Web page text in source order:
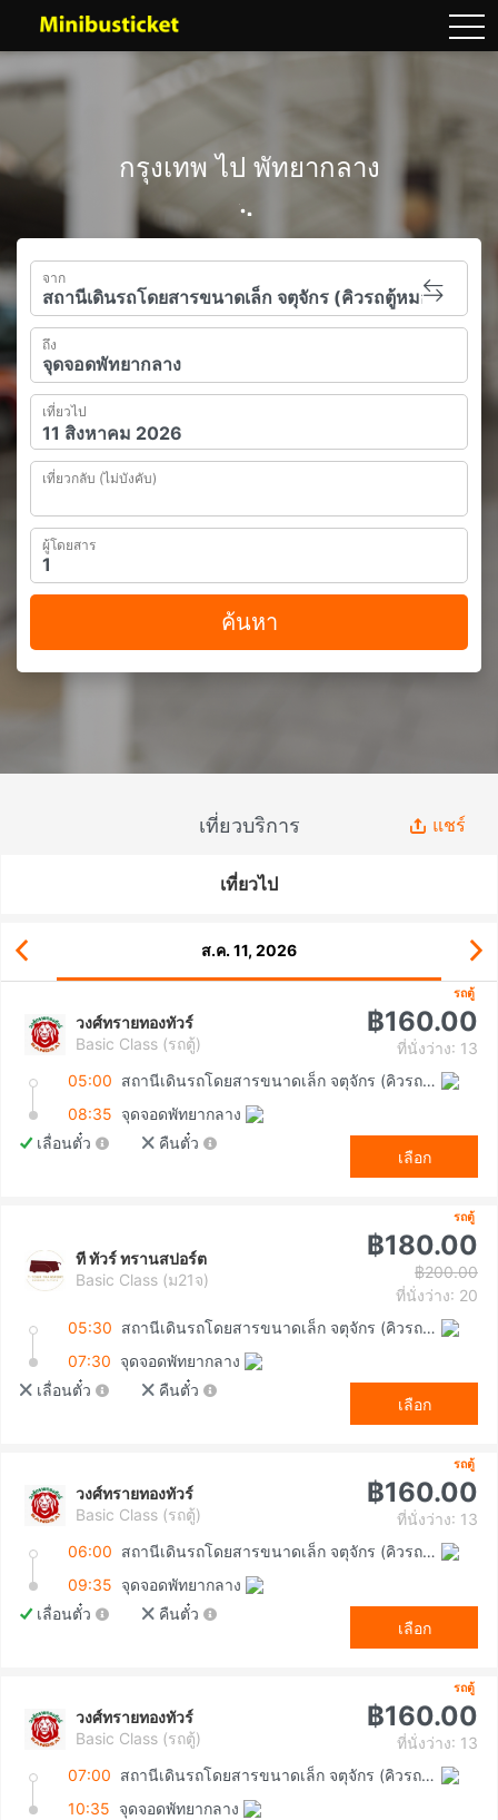
กรุงเทพ ไป พัทยากลาง
จาก
ถึง
เที่ยวไป
เที่ยวกลับ (ไม่บังคับ)
ผู้โดยสาร
ค้นหา
เที่ยวบริการ แชร์
เที่ยวไป
ส.ค. 11, 2026
รถตู้
วงศ์ทรายทองทัวร์
Basic Class (รถตู้)
฿160.00
ที่นั่งว่าง: 13
05:00
สถานีเดินรถโดยสารขนาดเล็ก จตุจักร (คิวรถตู้หมอชิต 2)
08:35 จุดจอดพัทยากลาง
เลื่อนตั๋ว
คืนตั๋ว
เลือก
รถตู้
ที ทัวร์ ทรานสปอร์ต
Basic Class (ม21จ)
฿180.00
฿200.00
ที่นั่งว่าง: 20
05:30
สถานีเดินรถโดยสารขนาดเล็ก จตุจักร (คิวรถตู้หมอชิต 2)
07:30 จุดจอดพัทยากลาง
เลื่อนตั๋ว
คืนตั๋ว
เลือก
รถตู้
วงศ์ทรายทองทัวร์
Basic Class (รถตู้)
฿160.00
ที่นั่งว่าง: 13
06:00
สถานีเดินรถโดยสารขนาดเล็ก จตุจักร (คิวรถตู้หมอชิต 2)
09:35 จุดจอดพัทยากลาง
เลื่อนตั๋ว
คืนตั๋ว
เลือก
รถตู้
วงศ์ทรายทองทัวร์
Basic Class (รถตู้)
฿160.00
ที่นั่งว่าง: 13
07:00
สถานีเดินรถโดยสารขนาดเล็ก จตุจักร (คิวรถตู้หมอชิต 2)
10:35 จุดจอดพัทยากลาง